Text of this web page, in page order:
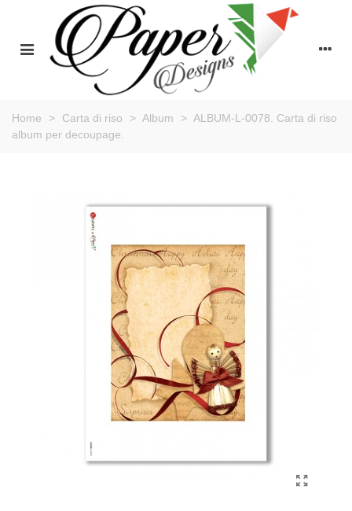
Home > Carta di riso > Album > ALBUM-L-0078. Carta di riso
album per decoupage.